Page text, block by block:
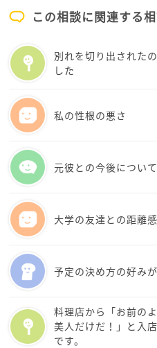
Cちゃんさんは、彼のこと
今の関係を続けたいと思っ
話し合いたいのに話し合え
すね
感情的になってしまったり
彼の気持ちに寄り添った話
客観的に見つめて、なんで
に終わってしまうのか…考
あまりお役に立つ回答にな
んが、カップルでも夫婦で
良いのかな…と思います
応援してます^ - ^
この相談に関連する
別れを切り出された
した
私の性根の悪さ
元彼との今後につい
大学の友達との距離感
予定の決め方の好み
料理店から「お前の
美人だけだ！」と入
です。